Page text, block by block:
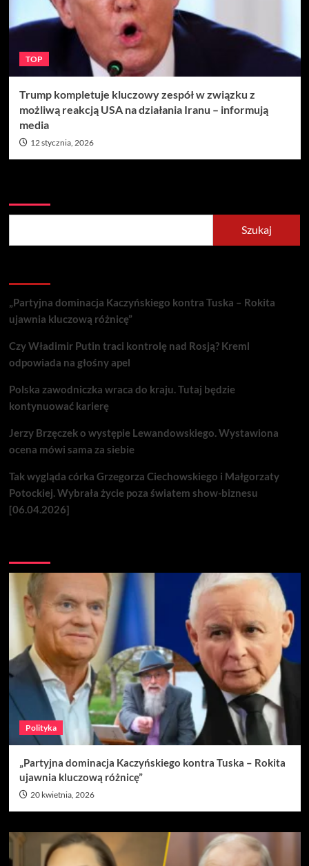
TOP
Trump kompletuje kluczowy zespół w związku z
możliwą reakcją USA na działania Iranu – informują
media
12 stycznia, 2026
Szukaj
„Partyjna dominacja Kaczyńskiego kontra Tuska – Rokita
ujawnia kluczową różnicę”
Czy Władimir Putin traci kontrolę nad Rosją? Kreml
odpowiada na głośny apel
Polska zawodniczka wraca do kraju. Tutaj będzie
kontynuować karierę
Jerzy Brzęczek o występie Lewandowskiego. Wystawiona
ocena mówi sama za siebie
Tak wygląda córka Grzegorza Ciechowskiego i Małgorzaty
Potockiej. Wybrała życie poza światem show-biznesu
[06.04.2026]
Polityka
„Partyjna dominacja Kaczyńskiego kontra Tuska – Rokita
ujawnia kluczową różnicę”
20 kwietnia, 2026